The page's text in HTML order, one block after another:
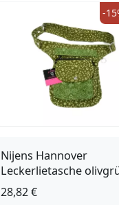
-
Nijens Hannover
Leckerlietasche
Pfote HS-724
28,82 €